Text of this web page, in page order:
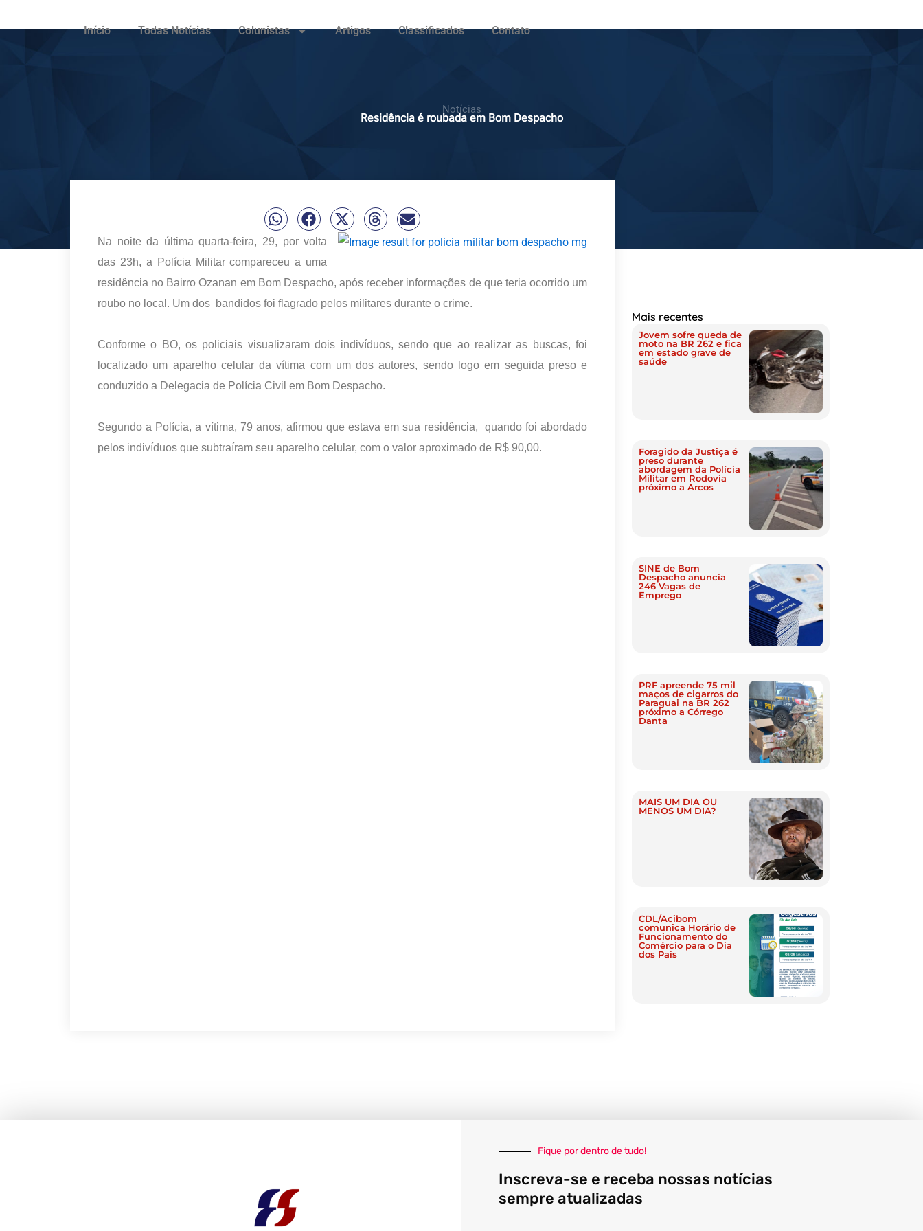
Início Todas Notícias Colunistas Artigos Classificados Contato
Notícias
Residência é roubada em Bom Despacho
Na noite da última quarta-feira, 29, por volta
das 23h, a Polícia Militar compareceu a uma
residência no Bairro Ozanan em Bom Despacho, após receber informações de que teria ocorrido um
roubo no local. Um dos bandidos foi flagrado pelos militares durante o crime.
Conforme o BO, os policiais visualizaram dois indivíduos, sendo que ao realizar as buscas, foi
localizado um aparelho celular da vítima com um dos autores, sendo logo em seguida preso e
conduzido a Delegacia de Polícia Civil em Bom Despacho.
Segundo a Polícia, a vítima, 79 anos, afirmou que estava em sua residência, quando foi abordado
pelos indivíduos que subtraíram seu aparelho celular, com o valor aproximado de R$ 90,00.
Mais recentes
Jovem sofre queda de
moto na BR 262 e fica
em estado grave de
saúde
Foragido da Justiça é
preso durante
abordagem da Polícia
Militar em Rodovia
próximo a Arcos
SINE de Bom
Despacho anuncia
246 Vagas de
Emprego
PRF apreende 75 mil
maços de cigarros do
Paraguai na BR 262
próximo a Córrego
Danta
MAIS UM DIA OU
MENOS UM DIA?
CDL/Acibom
comunica Horário de
Funcionamento do
Comércio para o Dia
dos Pais
Fique por dentro de tudo!
Inscreva-se e receba nossas notícias
sempre atualizadas